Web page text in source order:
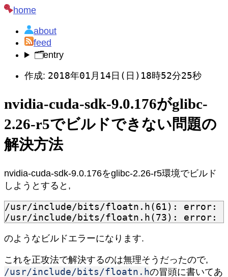
home
about
feed
🗂️entry
作成: 2018年01月14日(日)18時52分25秒
nvidia-cuda-sdk-9.0.176がglibc-
2.26-r5でビルドできない問題の
解決方法
nvidia-cuda-sdk-9.0.176をglibc-2.26-r5環境でビルド
しようとすると,
/usr/include/bits/floatn.h(61): error:
のようなビルドエラーになります.
これを正攻法で解決するのは無理そうだったので,
/usr/include/bits/floatn.hの冒頭に書いてあ